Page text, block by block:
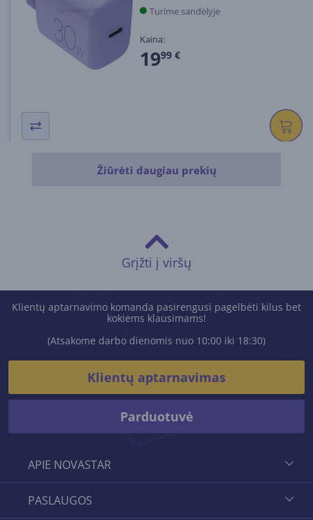
Turime sandėlyje
Kaina:
1999 €
Žiūrėti daugiau prekių
Grįžti į viršų
APIE NOVASTAR
PASLAUGOS
Klientų aptarnavimo komanda pasirengusi pagelbėti kilus bet
kokiems klausimams!
(Atsakome darbo dienomis nuo 10:00 iki 18:30)
Klientų aptarnavimas
Parduotuvė